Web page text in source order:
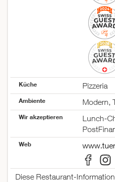
Küche Pizzeria
Ambiente Modern,
Wir akzeptieren
Lunch-
Web
Diese Restaurant-